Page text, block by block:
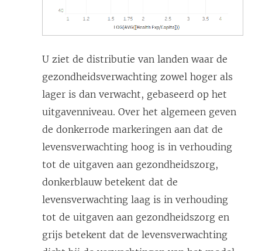
U ziet de distributie van landen waar de
gezondheidsverwachting zowel hoger als
lager is dan verwacht, gebaseerd op het
uitgavenniveau. Over het algemeen geven
de donkerrode markeringen aan dat de
levensverwachting hoog is in verhouding
tot de uitgaven aan gezondheidszorg,
donkerblauw betekent dat de
levensverwachting laag is in verhouding
tot de uitgaven aan gezondheidszorg en
grijs betekent dat de levensverwachting